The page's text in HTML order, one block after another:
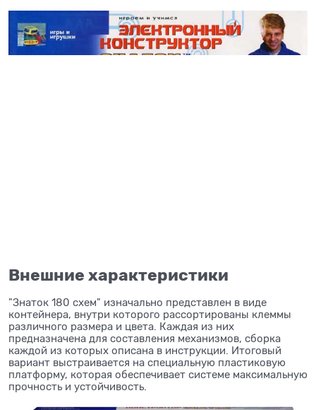
Внешние характеристики
"Знаток 180 схем" изначально представлен в виде
контейнера, внутри которого рассортированы клеммы
различного размера и цвета. Каждая из них
предназначена для составления механизмов, сборка
каждой из которых описана в инструкции. Итоговый
вариант выстраивается на специальную пластиковую
платформу, которая обеспечивает системе максимальную
прочность и устойчивость.